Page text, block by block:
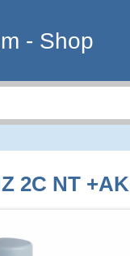
- Shop
2C NT